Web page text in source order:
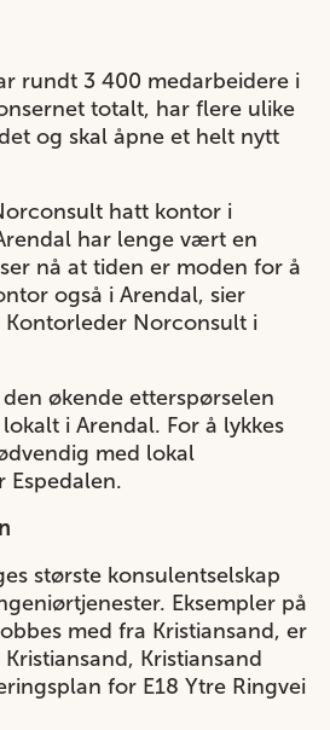
rundt 3 400 medarbeidere i
totalt, har flere ulike
og skal åpne et helt nytt
hatt kontor i
har lenge vært en
nå at tiden er moden for å
også i Arendal, sier
Kontorleder Norconsult i
økende etterspørselen
i Arendal. For å lykkes
med lokal
Espedalen.
største konsulentselskap
Eksempler på
med fra Kristiansand, er
Kristiansand
for E18 Ytre Ringvei